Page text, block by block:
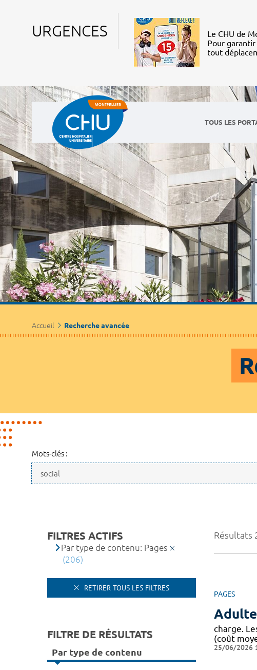
URGENCES
Le CHU de
Pour garantir
tout
TOUS LES
Accueil Recherche avancée
Mots-clés :
Résultats
PAGES
Adulte
charge.
(coût
25/06/2026
FILTRES ACTIFS
Par type de contenu: Pages
(206)
RETIRER TOUS LES FILTRES
FILTRE DE RÉSULTATS
Par type de contenu